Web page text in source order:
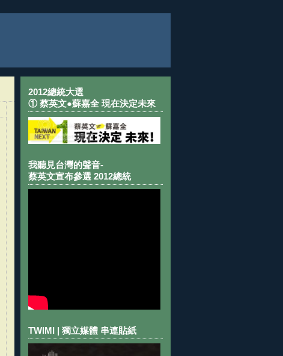
2012總統大選
① 蔡英文●蘇嘉全 現在決定未來
我聽見台灣的聲音-
蔡英文宣布參選 2012總統
TWIMI | 獨立媒體 串連貼紙